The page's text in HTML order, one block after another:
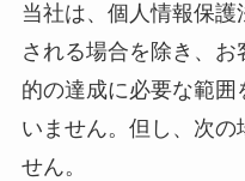
当社は、個人情報保
される場合を除き、お
的の達成に必要な範
いません。但し、次の
せん。